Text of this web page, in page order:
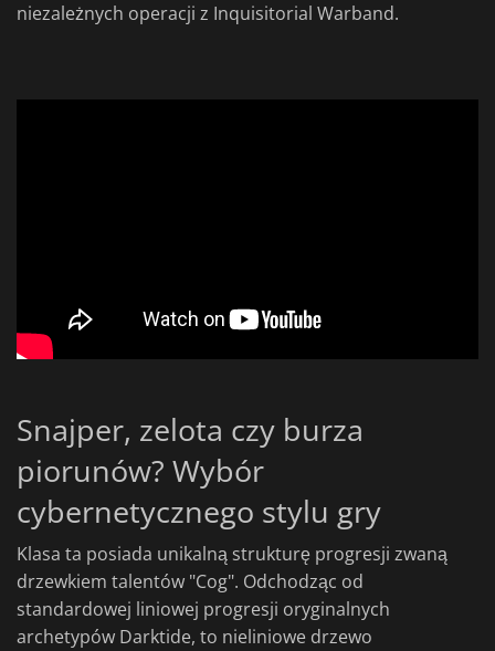
niezależnych operacji z Inquisitorial Warband.
Snajper, zelota czy burza
piorunów? Wybór
cybernetycznego stylu gry
Klasa ta posiada unikalną strukturę progresji zwaną
drzewkiem talentów "Cog". Odchodząc od
standardowej liniowej progresji oryginalnych
archetypów Darktide, to nieliniowe drzewo